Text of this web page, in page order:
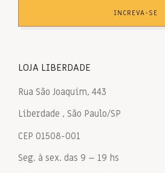
INCREVA-SE
LOJA LIBERDADE
Rua São Joaquim, 443
Liberdade , São Paulo/SP
CEP 01508-001
Seg. à sex. das 9 – 19 hs